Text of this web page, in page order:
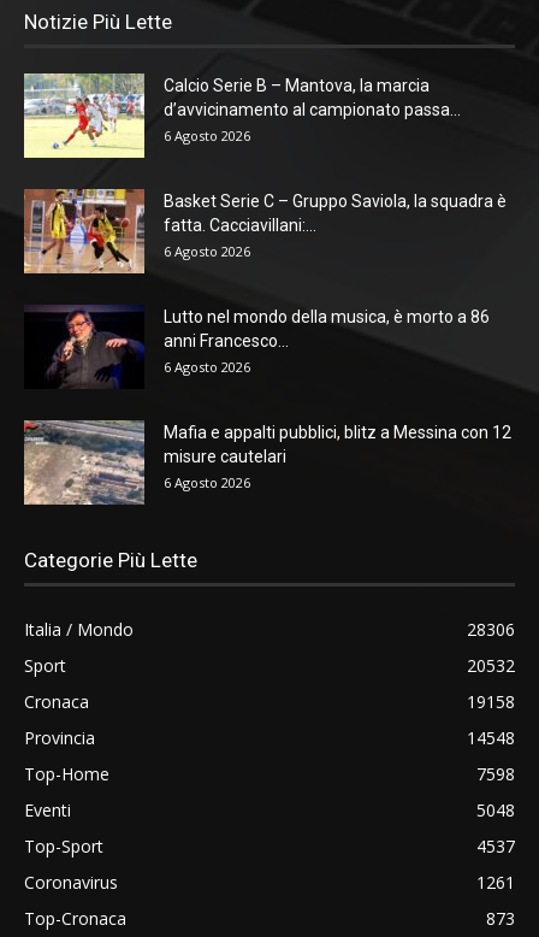
Notizie Più Lette
Calcio Serie B – Mantova, la marcia
d’avvicinamento al campionato passa...
6 Agosto 2026
Basket Serie C – Gruppo Saviola, la squadra è
fatta. Cacciavillani:...
6 Agosto 2026
Lutto nel mondo della musica, è morto a 86
anni Francesco...
6 Agosto 2026
Mafia e appalti pubblici, blitz a Messina con 12
misure cautelari
6 Agosto 2026
Categorie Più Lette
Italia / Mondo
28306
Sport
20532
Cronaca
19158
Provincia
14548
Top-Home
7598
Eventi
5048
Top-Sport
4537
Coronavirus
1261
Top-Cronaca
873